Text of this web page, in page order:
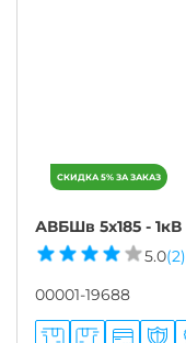
АВБШв 5х185 - 1кВ
5.0(2)
00001-19688